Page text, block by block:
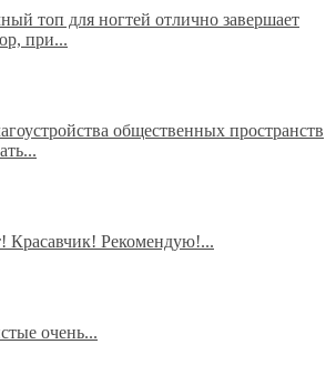
топ для ногтей отлично завершает
при...
общественных пространств
Красавчик! Рекомендую!...
очень...